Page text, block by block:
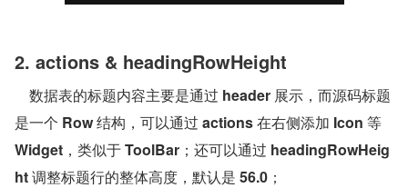
2. actions & headingRowHeight
数据表的标题内容主要是通过 header 展示，而源码标题
是一个 Row 结构，可以通过 actions 在右侧添加 Icon
Widget ，类似于 ToolBar ；还可以通过 headingRowHeig
ht 调整标题行的整体高度，默认是 56.0 ；